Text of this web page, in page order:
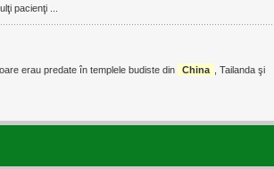
este constituit din 100 de tehnici de bază. Mulţi pacienţi ...
erau predate în templele budiste din China
, Tailanda şi